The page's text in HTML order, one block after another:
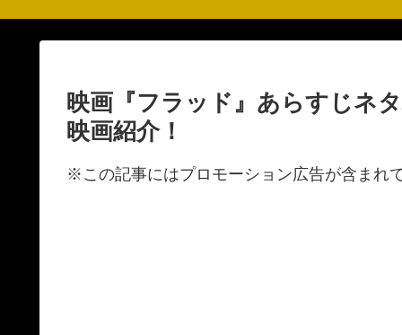
映画『フラッド』あらすじネ
映画紹介！
※この記事にはプロモーション広告が含まれ